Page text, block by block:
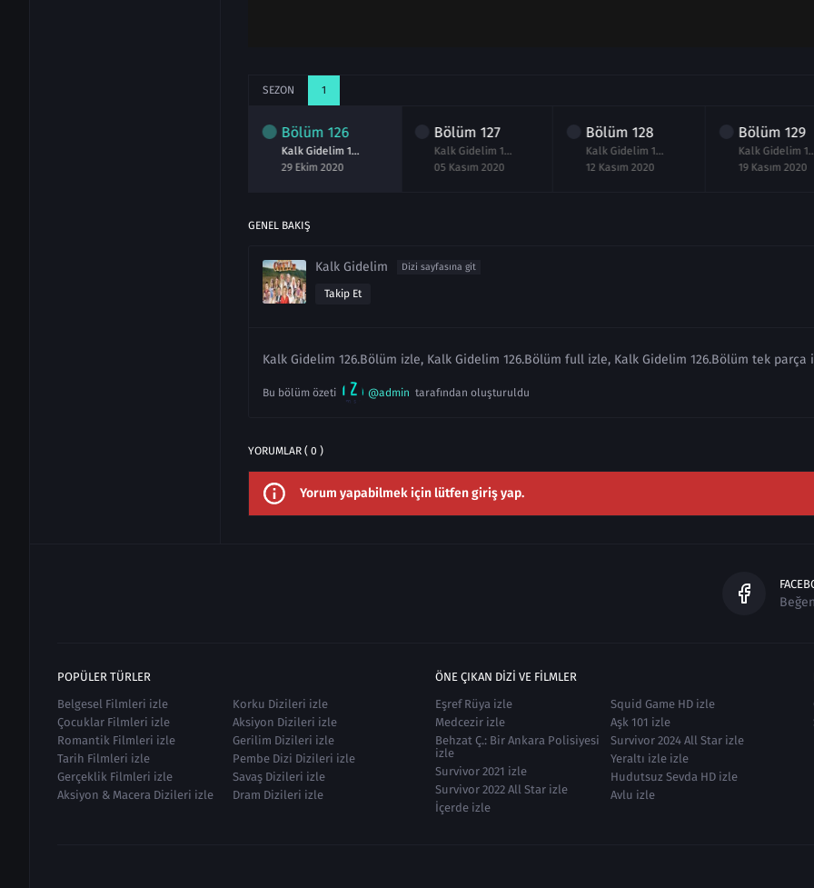
SEZON 1
Bölüm 126
Kalk Gidelim 126.Bölüm izle
29 Ekim 2020
Bölüm 127
Kalk Gidelim 127.Bölüm izle
05 Kasım 2020
Bölüm128
Kalk Gidelim 128.Bölüm izle
12 Kasım 2020
Bölüm 129
Kalk Gidelim
19 Kasım 2020
GENEL BAKIŞ
Kalk Gidelim Dizi sayfasına git
Takip Et
Kalk Gidelim 126.Bölüm izle, Kalk Gidelim 126.Bölüm full izle, Kalk Gidelim 126.Bölüm tek
Bu bölüm özeti @admin tarafından oluşturuldu
YORUMLAR ( 0 )
Yorum yapabilmek için lütfen giriş yap.
Beğen
POPÜLER TÜRLER
Belgesel Filmleri izle
Çocuklar Filmleri izle
Romantik Filmleri izle
Tarih Filmleri izle
Gerçeklik Filmleri izle
Aksiyon & Macera Dizileri izle
Korku Dizileri izle
Aksiyon Dizileri izle
Gerilim Dizileri izle
Pembe Dizi Dizileri izle
Savaş Dizileri izle
Dram Dizileri izle
ÖNE ÇIKAN DIZI VE FILMLER
Eşref Rüya izle
Medcezir izle
Behzat Ç.: Bir Ankara Polisiyesi
izle
Survivor 2021 izle
Survivor 2022 All Star izle
İçerde izle
Squid Game HD izle
Aşk 101 izle
Survivor 2024 All Star izle
Yeraltı izle izle
Hudutsuz Sevda HD izle
Avlu izle